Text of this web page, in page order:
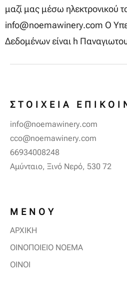
μαζί μας μέσω ηλεκτρονικού
info@noemawinery.com O
Δεδομένων είναι h
ΣΤΟΙΧΕΙΑ
info@noemawinery.com
cco@noemawinery.com
66934008248
Αμύνταιο, Ξινό Νερό, 530 72
ΜΕΝΟΥ
ΑΡΧΙΚΗ
OINOΠΟΙΕΙΟ ΝΟΕΜΑ
ΟΙΝΟΙ